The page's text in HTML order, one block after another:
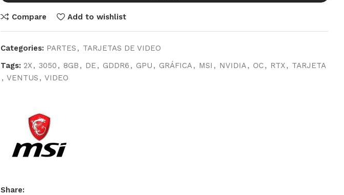
Compare Add to wishlist
Categories: PARTES , TARJETAS DE VIDEO
Tags: 2X, 3050 , 8GB , DE , GDDR6 , GPU , GRÁFICA, MSI , NVIDIA, OC , RTX, TARJETA
, VENTUS , VIDEO
Share: